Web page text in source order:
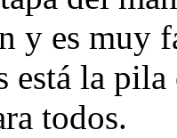
y es muy
está la
todos.